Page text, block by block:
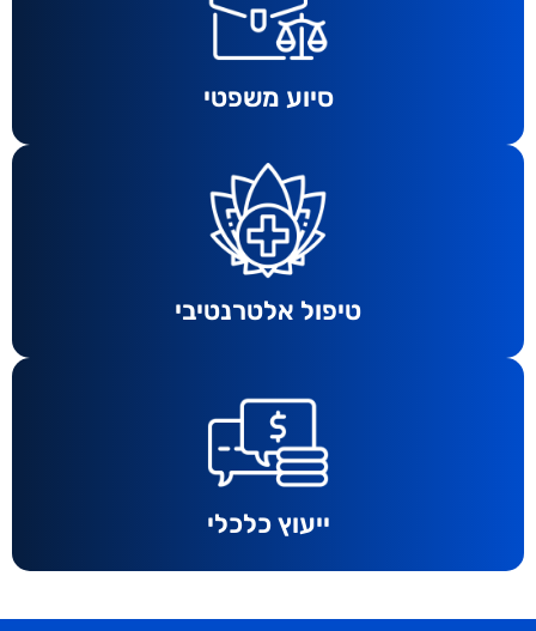
סיוע משפטי
טיפול אלטרנטיבי
ייעוץ כלכלי